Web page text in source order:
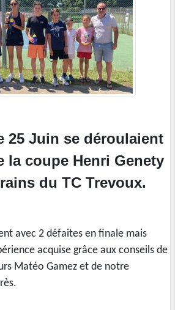
25 Juin se déroulaient
la coupe Henri Genety
du TC Trevoux.
avec 2 défaites en finale mais
acquise grâce aux conseils de
Matéo Gamez et de notre